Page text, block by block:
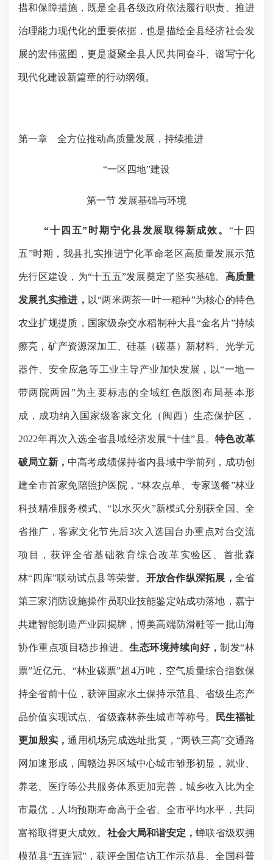
措和保障措施，既是全县各级政府依法履行职责、推进
治理能力现代化的重要依据，也是描绘全县经济社会发
展的宏伟蓝图，更是凝聚全县人民共同奋斗、谱写宁化
现代化建设新篇章的行动纲领。
第一章 全方位推动高质量发展，持续推进
“一区四地”建设
第一节 发展基础与环境
“十四五”时期宁化县发展取得新成效。 “十四
五”时期，我县扎实推进宁化革命老区高质量发展示范
先行区建设，为“十五五”发展奠定了坚实基础。 高质量
发展扎实推进， 以“两米两茶一叶一稻种”为核心的特色
农业扩规提质，国家级杂交水稻制种大县“金名片”持续
擦亮，矿产资源深加工、硅基（碳基）新材料、光学元
器件、安全应急等工业主导产业加快发展 ，以“一地一
带两院两园”为主要标志的全域红色版图布局基本形
成，成功纳入国家级客家文化（闽西）生态保护区，
2022年再次入选全省县域经济发展“十佳”县。特色改革
破局立新， 中高考成绩保持省内县域中学前列，成功创
建全市首家免陪照护医院， “林农点单、专家送餐”林业
科技精准服务模式、“以水灭火”新模式分别获全国、全
省推广，客家文化节先后3次入选国台办重点对台交流
项目，获评全省基础教育综合改革实验区、首批森
林“四库”联动试点县等荣誉。 开放合作纵深拓展， 全省
第三家消防设施操作员职业技能鉴定站成功落地，嘉宁
共建智能制造产业园揭牌，博美高端防滑鞋等一批山海
协作重点项目稳步推进。生态环境持续向好，制发“林
票”近亿元、“林业碳票”超4万吨，空气质量综合指数保
持全省前十位，获评国家水土保持示范县、省级生态产
品价值实现试点、省级森林养生城市等称号。 民生福祉
更加殷实，通用机场完成选址批复， “两铁三高”交通路
网加速形成，闽赣边界区域中心城市雏形初显，就业、
养老、医疗等公共服务体系更加完善，城乡收入比为全
市最优，人均预期寿命高于全省、全市平均水平，共同
富裕取得更大成效。 社会大局和谐安定，蝉联省级双拥
模范县“五连冠”，获评全国信访工作示范县、全国科普